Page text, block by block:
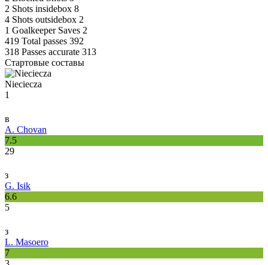
2 Shots insidebox 8
4 Shots outsidebox 2
1 Goalkeeper Saves 2
419 Total passes 392
318 Passes accurate 313
Стартовые составы
Nieciecza
1
в
A. Chovan
7.5
29
з
G. Isik
6.6
5
з
L. Masoero
7